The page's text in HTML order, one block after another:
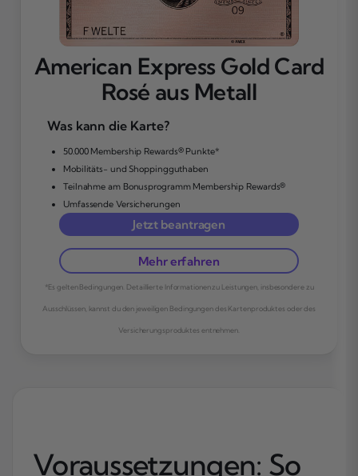
American Express Gold Card
Rosé aus Metall
Was kann die Karte?
50.000 Membership Rewards® Punkte*
Mobilitäts- und Shoppingguthaben
Teilnahme am Bonusprogramm Membership Rewards®
Umfassende Versicherungen
Jetzt beantragen
Mehr erfahren
*Es gelten Bedingungen. Detaillierte Informationen zu Leistungen, insbesondere zu
Ausschlüssen, kannst du den jeweiligen Bedingungen des Kartenproduktes oder des
Versicherungsproduktes entnehmen.
Voraussetzungen: So